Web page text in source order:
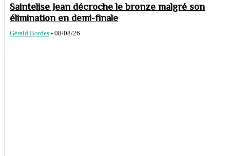
Saintelise Jean décroche le bronze malgré son
élimination en demi-finale
Gérald Bordes - 08/08/26